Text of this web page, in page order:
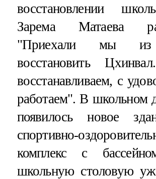
восстановлении
Зарема Матаева
"Приехали мы
восстановить
восстанавливаем, с
работаем". В школьном
появилось новое
спортивно-
комплекс с
школьную столовую